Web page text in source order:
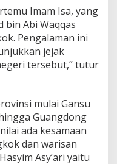
Imam Isa, yang
bin Abi Waqqas
Pengalaman ini
jejak
tersebut,” tutur
mulai Gansu
Guangdong
ada kesamaan
dan warisan
Asy’ari yaitu